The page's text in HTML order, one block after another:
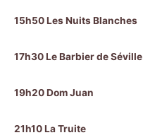
15h50 Les Nuits Blanches
17h30 Le Barbier de Séville
19h20 Dom Juan
21h10 La Truite